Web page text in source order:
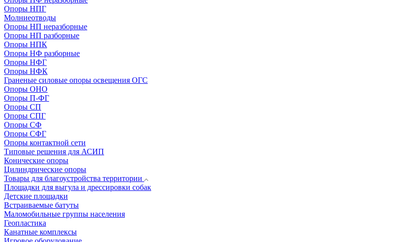
Опоры НПГ
Молниеотводы
Опоры НП неразборные
Опоры НП разборные
Опоры НПК
Опоры НФ разборные
Опоры НФГ
Опоры НФК
Граненые силовые опоры освещения ОГС
Опоры ОНО
Опоры П-ФГ
Опоры СП
Опоры СПГ
Опоры СФ
Опоры СФГ
Опоры контактной сети
Типовые решения для АСИП
Конические опоры
Цилиндрические опоры
Товары для благоустройства территории
Площадки для выгула и дрессировки собак
Детские площадки
Встраиваемые батуты
Маломобильные группы населения
Геопластика
Канатные комплексы